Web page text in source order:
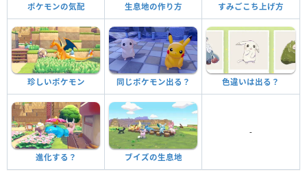
ポケモンの気配 生息地の作り方 すみごこち上げ方
珍しいポケモン 同じポケモン出る？ 色違いは出る？
進化する？ ブイズの生息地
-